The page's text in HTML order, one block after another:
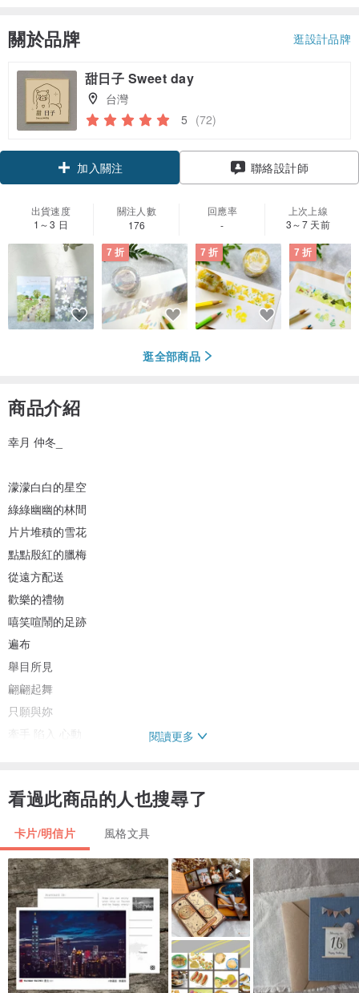
關於品牌 逛設計品牌
甜日子 Sweet day
台灣
5 (72)
加入關注 聯絡設計師
出貨速度
1～3 日
關注人數
176
回應率
-
上次上線
3～7 天前
7 折 7 折 7 折
逛全部商品
商品介紹
幸月 仲冬_
濛濛白白的星空
綠綠幽幽的林間
片片堆積的雪花
點點殷紅的臘梅
從遠方配送
歡樂的禮物
嘻笑喧鬧的足跡
遍布
舉目所見
翩翩起舞
只願與妳
牽手 陷入 心動
紅白綠銀的世界
🎈 甜日子原創設計 聖誕節系列明信片
第一張照片
左A. 聖誕祝福
右B. 蠟梅
尺寸：10.5 * 14.8 cm
閱讀更多
看過此商品的人也搜尋了
卡片/明信片 風格文具